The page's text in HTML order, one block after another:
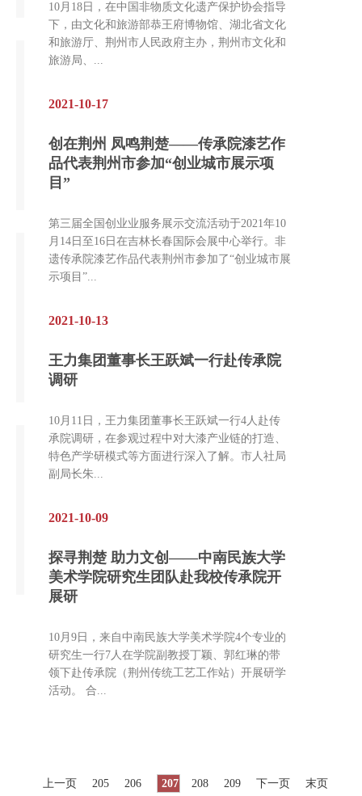
10月18日，在中国非物质文化遗产保护协会指导
下，由文化和旅游部恭王府博物馆、湖北省文化
和旅游厅、荆州市人民政府主办，荆州市文化和
旅游局、...
2021-10-17
创在荆州 凤鸣荆楚——传承院漆艺作
品代表荆州市参加“创业城市展示项
目”
第三届全国创业业服务展示交流活动于2021年10
月14日至16日在吉林长春国际会展中心举行。非
遗传承院漆艺作品代表荆州市参加了“创业城市展
示项目”...
2021-10-13
王力集团董事长王跃斌一行赴传承院
调研
10月11日，王力集团董事长王跃斌一行4人赴传
承院调研，在参观过程中对大漆产业链的打造、
特色产学研模式等方面进行深入了解。市人社局
副局长朱...
2021-10-09
探寻荆楚 助力文创——中南民族大学
美术学院研究生团队赴我校传承院开
展研
10月9日，来自中南民族大学美术学院4个专业的
研究生一行7人在学院副教授丁颖、郭红琳的带
领下赴传承院（荆州传统工艺工作站）开展研学
活动。 合...
上一页 205 206 207 208 209 下一页 末页